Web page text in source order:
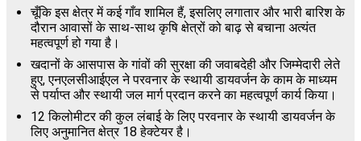
चूँकि इस क्षेत्र में कई गाँव शामिल हैं, इसलिए लगातार और भारी बारिश के
दौरान आवासों के साथ-साथ कृषि क्षेत्रों को बाढ़ से बचाना अत्यंत
महत्वपूर्ण हो गया है।
खदानों के आसपास के गांवों की सुरक्षा की जवाबदेही और जिम्मेदारी लेते
हुए, एनएलसीआईएल ने परवनार के स्थायी डायवर्जन के काम के माध्यम
से पर्याप्त और स्थायी जल मार्ग प्रदान करने का महत्वपूर्ण कार्य किया।
12 किलोमीटर की कुल लंबाई के लिए परवनार के स्थायी डायवर्जन के
लिए अनुमानित क्षेत्र 18 हेक्टेयर है।